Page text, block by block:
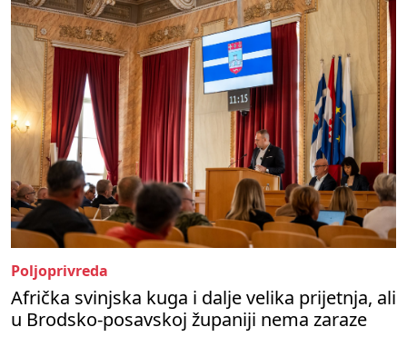
Poljoprivreda
Afrička svinjska kuga i dalje velika prijetnja, ali
u Brodsko-posavskoj županiji nema zaraze